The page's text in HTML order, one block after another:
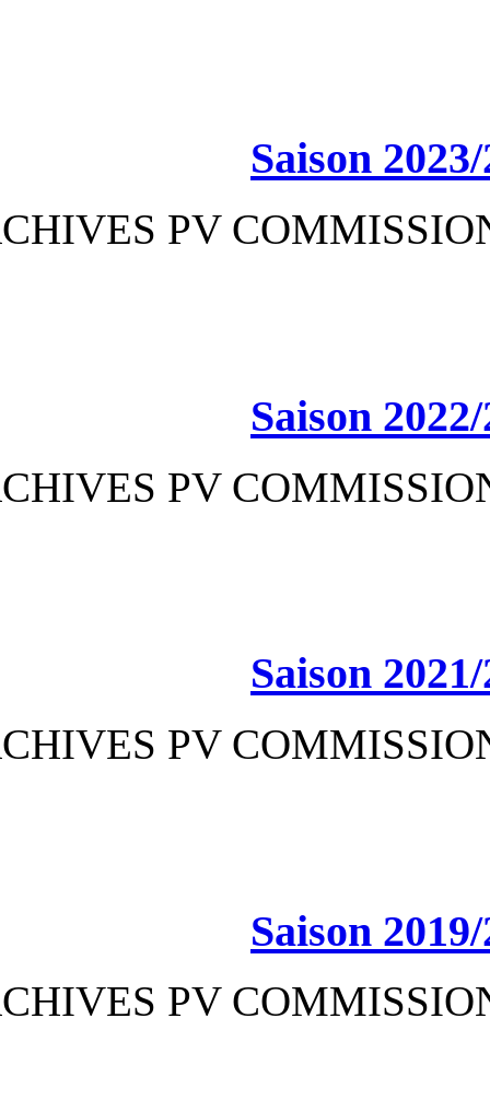
ARCHIVES PV
ARCHIVES PV
ARCHIVES PV
ARCHIVES PV